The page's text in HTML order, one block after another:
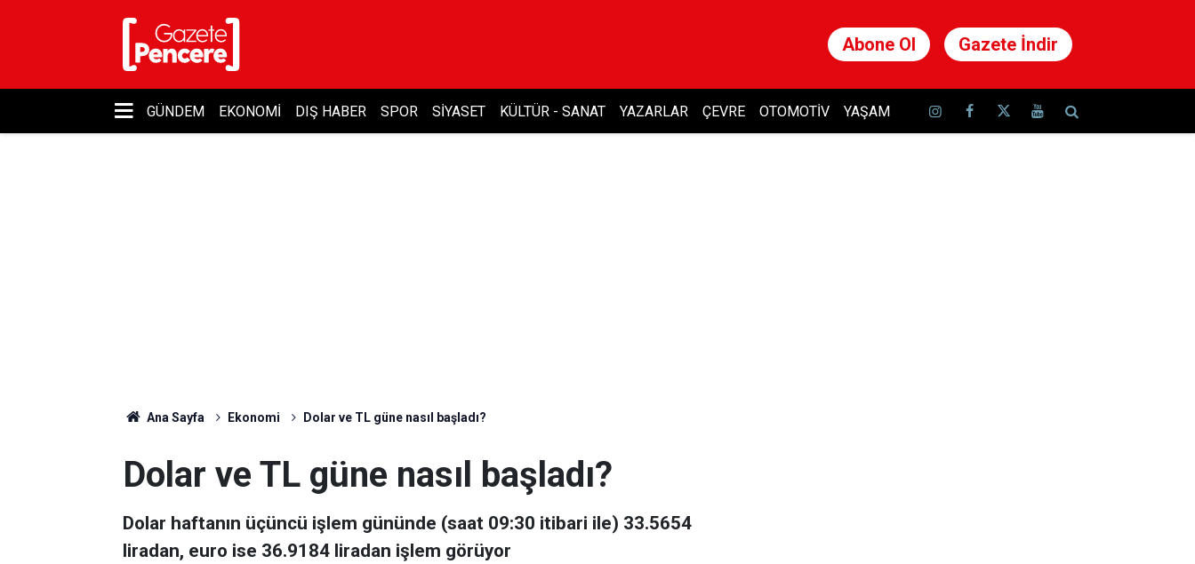
Abone Ol Gazete İndir
GÜNDEM EKONOMI DIŞ HABER SPOR SIYASET KÜLTÜR - SANAT YAZARLAR ÇEVRE OTOMOTIV YAŞAM
Ana Sayfa Ekonomi Dolar ve TL güne nasıl başladı?
Dolar ve TL güne nasıl başladı?
Dolar haftanın üçüncü işlem gününde (saat 09:30 itibari ile) 33.5654
liradan, euro ise 36.9184 liradan işlem görüyor